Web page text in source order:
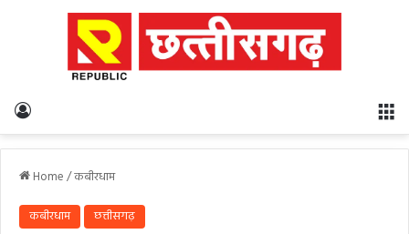
Home/कबीरधाम
कबीरधाम छत्तीसगढ़